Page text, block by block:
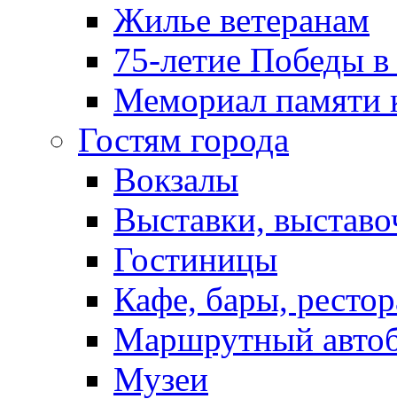
Жилье ветеранам
75-летие Победы
Мемориал памяти
Гостям города
Вокзалы
Выставки,
Гостиницы
Кафе, бары,
Маршрутный
Музеи